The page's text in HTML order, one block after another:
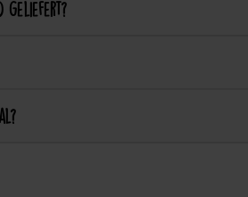
geliefert?